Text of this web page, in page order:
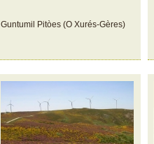
Guntumil Pitòes (O Xurés-Gères)